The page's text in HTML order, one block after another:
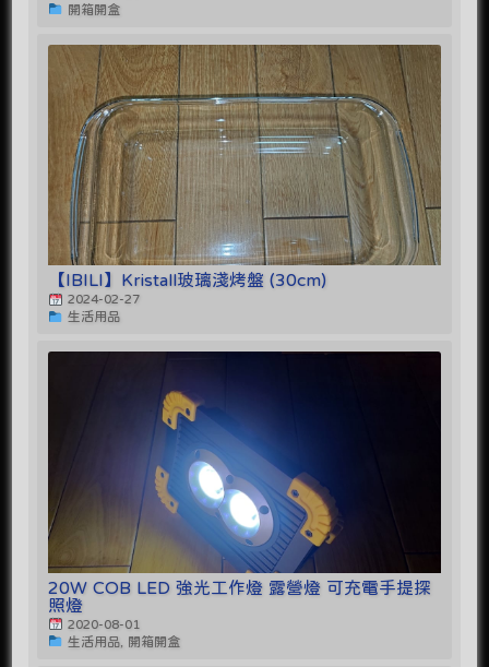
開箱開盒
【IBILI】Kristall玻璃淺烤盤 (30cm)
2024-02-27
生活用品
20W COB LED 強光工作燈 露營燈 可充電手提探
照燈
2020-08-01
生活用品, 開箱開盒